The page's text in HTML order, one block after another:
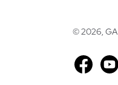
©2026,